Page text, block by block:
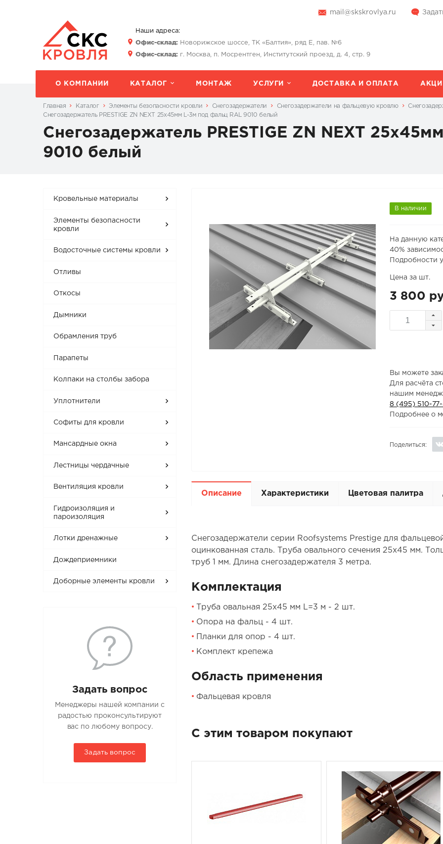
mail@skskrovlya.ru
Наши адреса:
Офис-склад:Новорижское шоссе, ТК «Балтия», ряд Е, пав. №6
Офис-склад:г. Москва, п. Мосрентген, Институтский проезд, д. 4, стр. 9
О КОМПАНИИ КАТАЛОГ МОНТАЖ УСЛУГИ ДОСТАВКА И ОПЛАТА
Главная Каталог Элементы безопасности кровли Снегозадержатели Снегозадержатели на фальцевую кровлю
Снегозадержатель PRESTIGE ZN NEXT 25х45мм L-3м под фальц RAL 9010 белый
Снегозадержатель PRESTIGE ZN NEXT
9010 белый
Кровельные материалы
Элементы безопасности
кровли
Водосточные системы кровли
Отливы
Откосы
Дымники
Обрамления труб
Парапеты
Колпаки на столбы забора
Уплотнители
Софиты для кровли
Мансардные окна
Лестницы чердачные
Вентиляция кровли
Гидроизоляция и
пароизоляция
Лотки дренажные
Дождеприемники
Доборные элементы кровли
Задать вопрос
Менеджеры нашей компании с
радостью проконсультируют
вас по любому вопросу.
Задать вопрос
В наличии
На данную
40%
Подробности
Цена за шт.
3 800
Вы можете
Для расчёта
нашим
8 (495) 510-
Подробнее о
Поделиться:
Описание Характеристики Цветовая палитра
Снегозадержатели серии Roofsystems Prestige для
оцинкованная сталь. Труба овального сечения 25х45 мм.
труб 1 мм. Длина снегозадержателя 3 метра.
Комплектация
Труба овальная 25х45 мм L=3 м - 2 шт.
Опора на фальц - 4 шт.
Планки для опор - 4 шт.
Комплект крепежа
Область применения
Фальцевая кровля
С этим товаром покупают